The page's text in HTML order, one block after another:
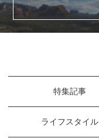
特集記事
ライフスタイル